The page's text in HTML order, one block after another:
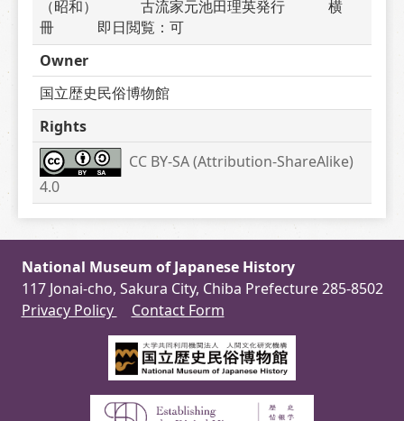
（昭和）　　　古流家元池田理英発行　　　横
冊　　　即日閲覧：可
Owner
国立歴史民俗博物館
Rights
CC BY-SA (Attribution-ShareAlike)
4.0
National Museum of Japanese History
117 Jonai-cho, Sakura City, Chiba Prefecture 285-8502
Privacy Policy
Contact Form